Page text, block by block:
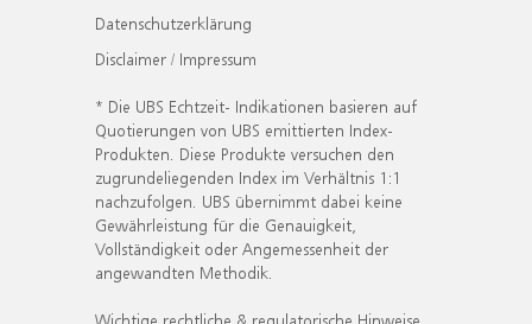
Datenschutzerklärung
Disclaimer / Impressum
* Die UBS Echtzeit- Indikationen basieren auf
Quotierungen von UBS emittierten Index-
Produkten. Diese Produkte versuchen den
zugrundeliegenden Index im Verhältnis 1:1
nachzufolgen. UBS übernimmt dabei keine
Gewährleistung für die Genauigkeit,
Vollständigkeit oder Angemessenheit der
angewandten Methodik.